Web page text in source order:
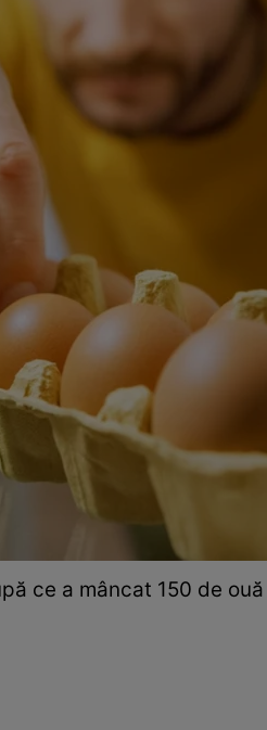
ce a mâncat 150 de